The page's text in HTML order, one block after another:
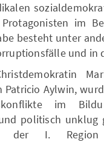
im
besteht unter
und in
Patricio Aylwin,
im
politisch unklug
der I.